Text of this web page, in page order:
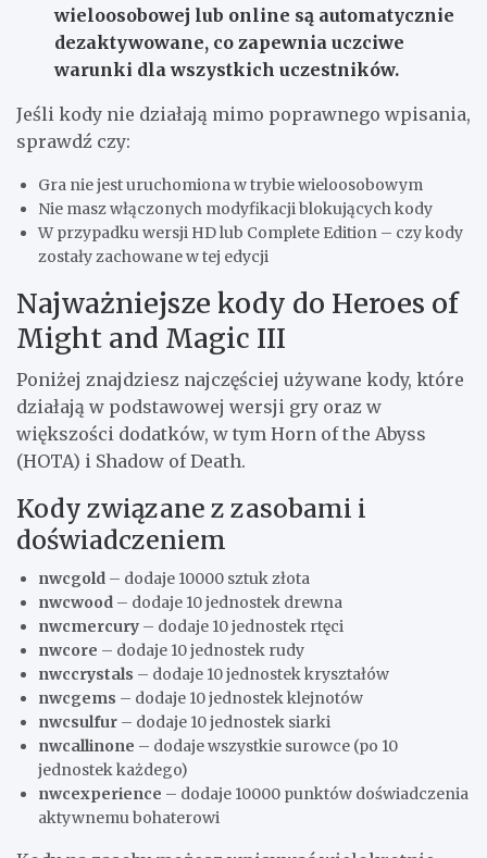
wieloosobowej lub online są automatycznie
dezaktywowane, co zapewnia uczciwe
warunki dla wszystkich uczestników.
Jeśli kody nie działają mimo poprawnego wpisania,
sprawdź czy:
Gra nie jest uruchomiona w trybie wieloosobowym
Nie masz włączonych modyfikacji blokujących kody
W przypadku wersji HD lub Complete Edition – czy kody
zostały zachowane w tej edycji
Najważniejsze kody do Heroes of
Might and Magic III
Poniżej znajdziesz najczęściej używane kody, które
działają w podstawowej wersji gry oraz w
większości dodatków, w tym Horn of the Abyss
(HOTA) i Shadow of Death.
Kody związane z zasobami i
doświadczeniem
nwcgold – dodaje 10000 sztuk złota
nwcwood – dodaje 10 jednostek drewna
nwcmercury – dodaje 10 jednostek rtęci
nwcore – dodaje 10 jednostek rudy
nwccrystals – dodaje 10 jednostek kryształów
nwcgems – dodaje 10 jednostek klejnotów
nwcsulfur – dodaje 10 jednostek siarki
nwcallinone – dodaje wszystkie surowce (po 10
jednostek każdego)
nwcexperience – dodaje 10000 punktów doświadczenia
aktywnemu bohaterowi